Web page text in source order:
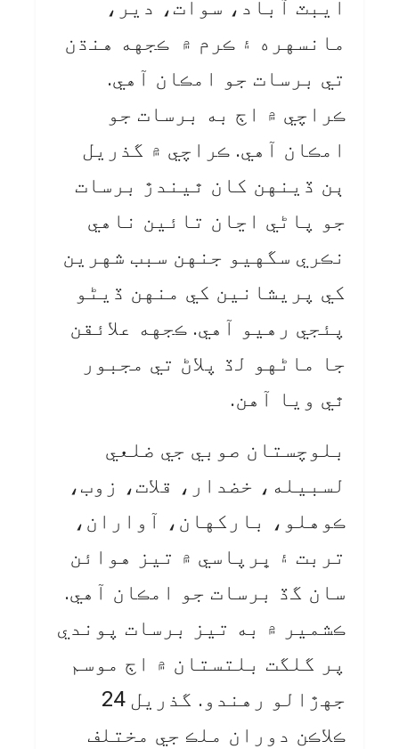
ايبٽ آباد، سوات، دير،
مانسهره ۽ ڪرم ۾ ڪجهه هنڌن
تي برسات جو امڪان آهي.
ڪراچي ۾ اڄ به برسات جو
امڪان آهي. ڪراچي ۾ گذريل
ٻن ڏينهن کان ٿيندڙ برسات
جو پاڻي اڃان تائين ناهي
نڪري سگهيو جنهن سبب شهرين
کي پريشانين کي منهن ڏيڻو
پئجي رهيو آهي. ڪجهه علائقن
جا ماڻهو لڏ پلاڻ تي مجبور
ٿي ويا آهن.
بلوچستان صوبي جي ضلعي
لسبيله، خضدار، قلات، زوب،
ڪوهلو، بارکهان، آواران،
تربت ۽ ڀرپاسي ۾ تيز هوائن
سان گڏ برسات جو امڪان آهي.
ڪشمير ۾ به تيز برسات پوندي
پر گلگت بلتستان ۾ اڄ موسم
جهڙالو رهندو. گذريل 24
ڪلاڪن دوران ملڪ جي مختلف